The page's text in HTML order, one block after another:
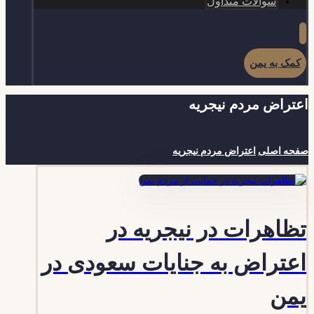
کمک به یمن
اعتراض مردم نیجریه
صفحه اصلی اعتراض مردم نیجریه
تظاهرات در نیجریه در
اعتراض به جنایات سعودی در
یمن